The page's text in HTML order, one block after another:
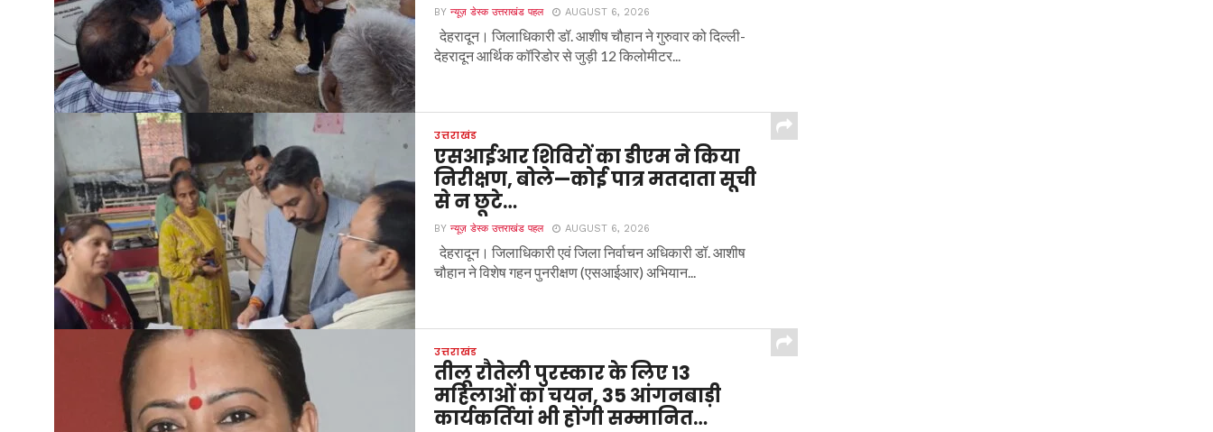
BYन्यूज़ डेस्क उत्तराखंड पहल AUGUST 6, 2026
देहरादून। जिलाधिकारी डॉ. आशीष चौहान ने गुरुवार को दिल्ली-
देहरादून आर्थिक कॉरिडोर से जुड़ी 12 किलोमीटर...
उत्तराखंड
एसआईआर शिविरों का डीएम ने किया
निरीक्षण, बोले—कोई पात्र मतदाता सूची
से न छूटे…
BYन्यूज़ डेस्क उत्तराखंड पहल AUGUST 6, 2026
देहरादून। जिलाधिकारी एवं जिला निर्वाचन अधिकारी डॉ. आशीष
चौहान ने विशेष गहन पुनरीक्षण (एसआईआर) अभियान...
उत्तराखंड
तीलू रौतेली पुरस्कार के लिए 13
महिलाओं का चयन, 35 आंगनबाड़ी
कार्यकर्तियां भी होंगी सम्मानित…